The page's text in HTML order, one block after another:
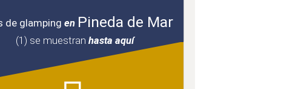
de glamping en Pineda de Mar
(1) se muestran hasta aquí